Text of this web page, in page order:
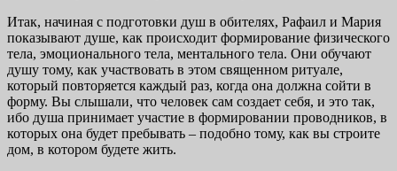
Итак, начиная с подготовки душ в обителях, Рафаил и Мария
показывают душе, как происходит формирование физического
тела, эмоционального тела, ментального тела. Они обучают
душу тому, как участвовать в этом священном ритуале,
который повторяется каждый раз, когда она должна сойти в
форму. Вы слышали, что человек сам создает себя, и это так,
ибо душа принимает участие в формировании проводников, в
которых она будет пребывать – подобно тому, как вы строите
дом, в котором будете жить.